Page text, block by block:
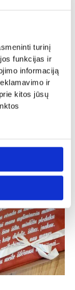
turinį
funkcijas ir
informaciją
ir
kitos jūsų
modelinu
proga”